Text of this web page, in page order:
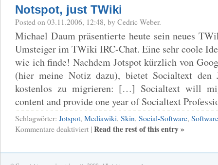
Notspot, just TWiki
Posted on 03.11.2006, 12:48, by Cedric Weber.
Michael Daum präsentierte heute sein neues
Umsteiger im TWiki IRC-Chat. Eine sehr coole
wie ich finde! Nachdem Jotspot kürzlich von
(hier meine Notiz dazu), bietet Socialtext den
kostenlos zu migrieren: […] Socialtext will
content and provide one year of Socialtext
Schlagwörter: Jotspot, Mediawiki, Skin, Social-Software, Software
Kommentare deaktiviert für
Notspot,
| Read the rest of this entry »